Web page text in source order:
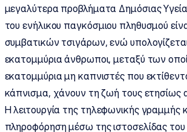
μεγαλύτερα προβλήματα Δημόσιας
του ενήλικου παγκόσμιου πληθυσμού
συμβατικών τσιγάρων, ενώ
εκατομμύρια άνθρωποι, μεταξύ των
εκατομμύρια μη καπνιστές που
κάπνισμα, χάνουν τη ζωή τους ετησίως
Η λειτουργία της τηλεφωνικής γραμμής
πληροφόρηση μέσω της ιστοσελίδας